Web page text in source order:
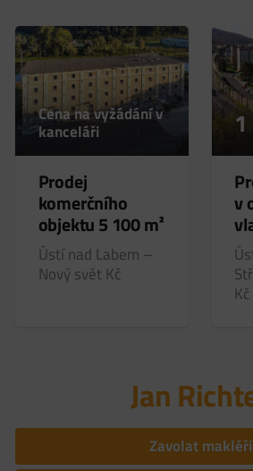
Cena na vyžádání v
kanceláři
Prodej
komerčního
objektu 5 100 m²
Ústí nad Labem –
Nový světKč
v
Kč
Jan
Zavolat makléři